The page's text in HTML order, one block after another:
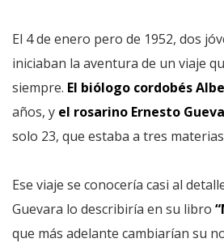
El 4 de enero pero de 1952, dos
iniciaban la aventura de un viaje
siempre. El biólogo cordobés
años, y el rosarino Ernesto
solo 23, que estaba a tres
Ese viaje se conocería casi al
Guevara lo describiría en su libro
que más adelante cambiarían su